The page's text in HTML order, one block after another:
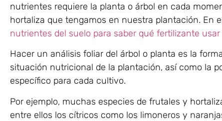
nutrientes requiere la planta o árbol en cada
hortaliza que tengamos en nuestra plantación. En
nutrientes del suelo para saber qué fertilizante usar
Hacer un análisis foliar del árbol o planta es la
situación nutricional de la plantación, así como la
específico para cada cultivo.
Por ejemplo, muchas especies de frutales y
entre ellos los cítricos como los limoneros y